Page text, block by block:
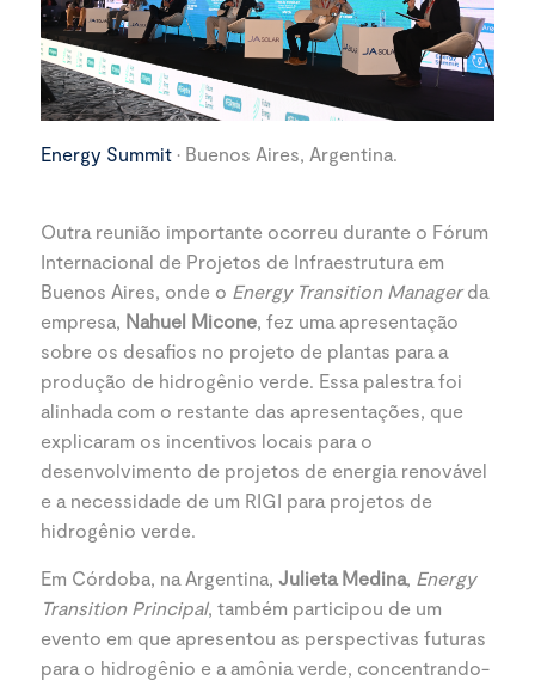
Energy Summit · Buenos Aires, Argentina.
Outra reunião importante ocorreu durante o Fórum
Internacional de Projetos de Infraestrutura em
Buenos Aires, onde o Energy Transition Managerda
empresa, Nahuel Micone, fez uma apresentação
sobre os desafios no projeto de plantas para a
produção de hidrogênio verde. Essa palestra foi
alinhada com o restante das apresentações, que
explicaram os incentivos locais para o
desenvolvimento de projetos de energia renovável
e a necessidade de um RIGI para projetos de
hidrogênio verde.
Em Córdoba, na Argentina, Julieta Medina, Energy
Transition Principal, também participou de um
evento em que apresentou as perspectivas futuras
para o hidrogênio e a amônia verde, concentrando-